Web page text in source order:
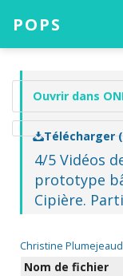
POPS
Accueil
Aide
Ouvrir dans
Télécharger
4/5 Vidéos
prototype
Cipière.
Christine
Nom de fichier